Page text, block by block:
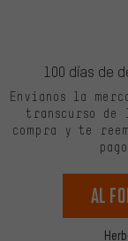
100 días de
Envíanos la
transcurso de
compra y te
Al